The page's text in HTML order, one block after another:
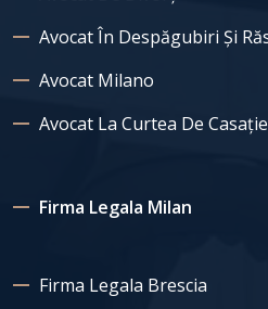
Avocat În Despăgubiri Și
Avocat Milano
Avocat La Curtea De Casație
Firma Legala Milan
Firma Legala Brescia